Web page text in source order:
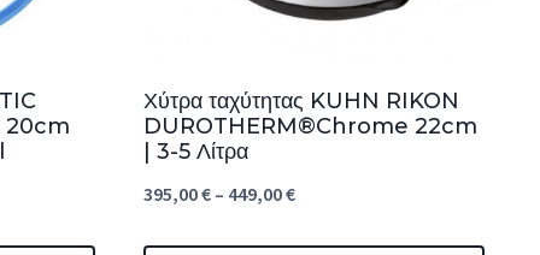
20cm
Χύτρα ταχύτητας KUHN RIKON
DUROTHERM®Chrome 22cm
| 3-5 Λίτρα
395,00€ – 449,00€Price